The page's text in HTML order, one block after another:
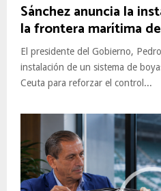
Sánchez anuncia la
la frontera marítima
El presidente del Gobierno,
instalación de un sistema de
Ceuta para reforzar el control...